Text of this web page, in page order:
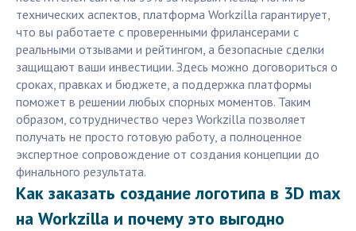
технических аспектов, платформа Workzilla гарантирует,
что вы работаете с проверенными фрилансерами с
реальными отзывами и рейтингом, а безопасные сделки
защищают ваши инвестиции. Здесь можно договориться о
сроках, правках и бюджете, а поддержка платформы
поможет в решении любых спорных моментов. Таким
образом, сотрудничество через Workzilla позволяет
получать не просто готовую работу, а полноценное
экспертное сопровождение от создания концепции до
финального результата.
Как заказать создание логотипа в 3D max
на Workzilla и почему это выгодно